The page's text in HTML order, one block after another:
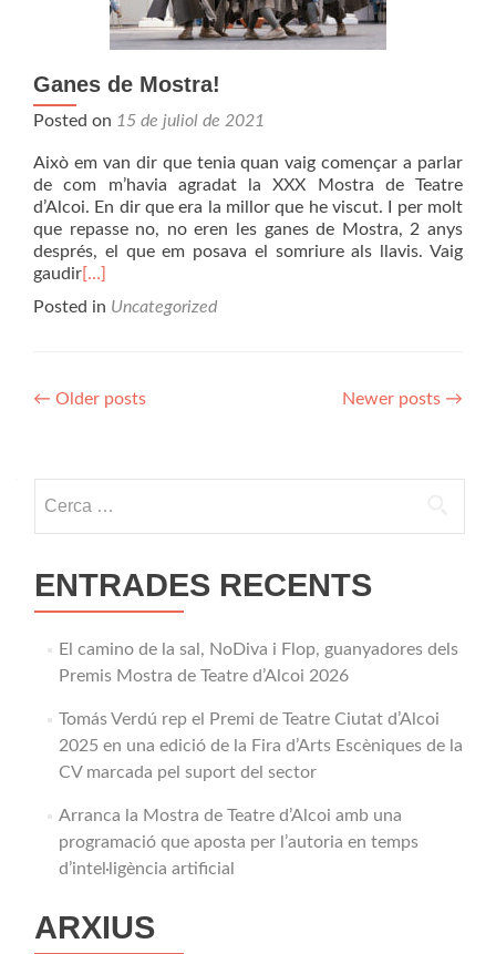
Ganes de Mostra!
Posted on 15 de juliol de 2021
Això em van dir que tenia quan vaig començar a parlar
de com m’havia agradat la XXX Mostra de Teatre
d’Alcoi. En dir que era la millor que he viscut. I per molt
que repasse no, no eren les ganes de Mostra, 2 anys
després, el que em posava el somriure als llavis. Vaig
gaudir […]
Posted in Uncategorized
Posts
← Older posts Newer posts →
ENTRADES RECENTS
El camino de la sal, NoDiva i Flop, guanyadores dels
Premis Mostra de Teatre d’Alcoi 2026
Tomás Verdú rep el Premi de Teatre Ciutat d’Alcoi
2025 en una edició de la Fira d’Arts Escèniques de la
CV marcada pel suport del sector
Arranca la Mostra de Teatre d’Alcoi amb una
programació que aposta per l’autoria en temps
d’intel·ligència artificial
ARXIUS